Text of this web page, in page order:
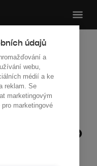
údajů
a
webu,
médií a ke
reklam. Se
marketingovým
marketingové
pro